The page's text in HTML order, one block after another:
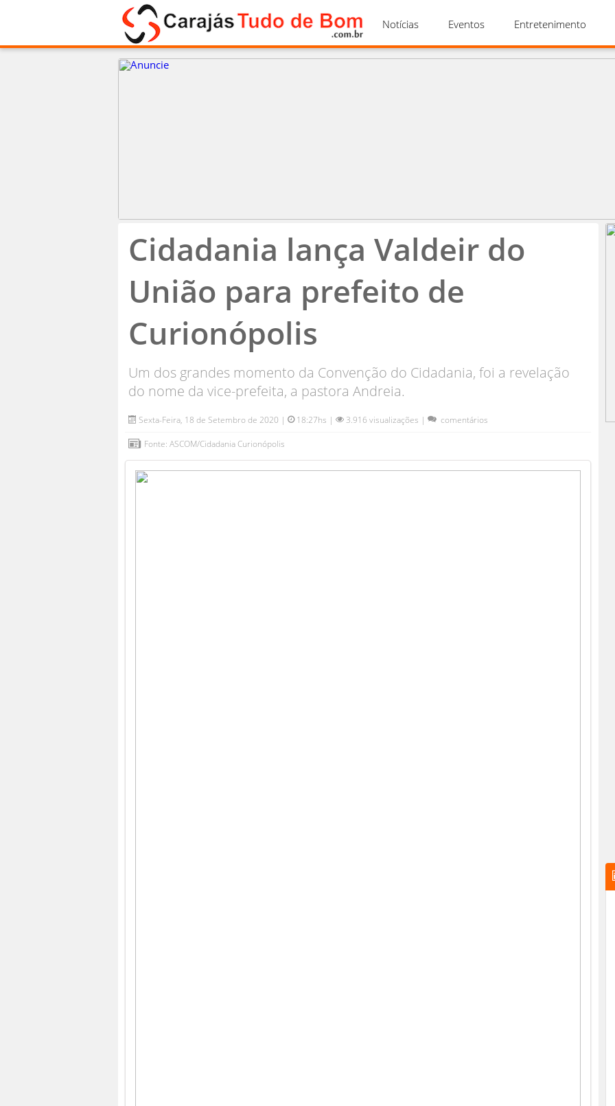
Notícias Eventos Entretenimento
Cidadania lança Valdeir do
União para prefeito de
Curionópolis
Um dos grandes momento da Convenção do Cidadania, foi a revelação
do nome da vice-prefeita, a pastora Andreia.
Sexta-Feira, 18 de Setembro de 2020 | 18:27hs | 3.916 visualizações | comentários
Fonte: ASCOM/Cidadania Curionópolis